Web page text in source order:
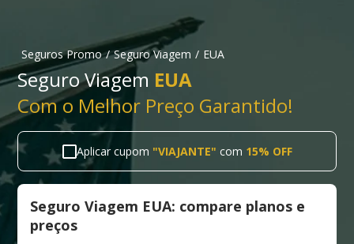
Seguros Promo / Seguro Viagem / EUA
Seguro Viagem EUA
Com o Melhor Preço Garantido!
Aplicar cupom "VIAJANTE" com 15% OFF
Seguro Viagem EUA: compare planos e
preços